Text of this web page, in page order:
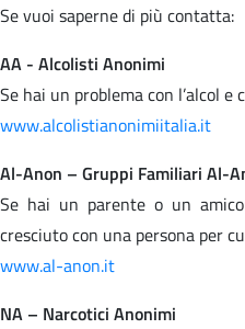
Se vuoi saperne di più contatta:
AA - Alcolisti Anonimi
Se hai un problema con l’alcol e
www.alcolistianonimiitalia.it
Al-Anon – Gruppi Familiari Al-
Se hai un parente o un
cresciuto con una persona per
www.al-anon.it
NA – Narcotici Anonimi